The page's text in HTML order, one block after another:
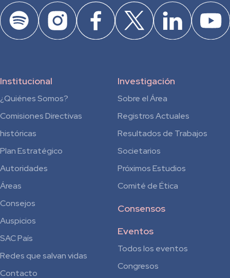
Institucional
¿Quiénes Somos?
Comisiones Directivas
históricas
Plan Estratégico
Autoridades
Áreas
Consejos
Auspicios
SAC País
Redes que salvan vidas
Contacto
Investigación
Sobre el Área
Registros Actuales
Resultados de Trabajos
Societarios
Próximos Estudios
Comité de Ética
Consensos
Eventos
Todos los eventos
Congresos